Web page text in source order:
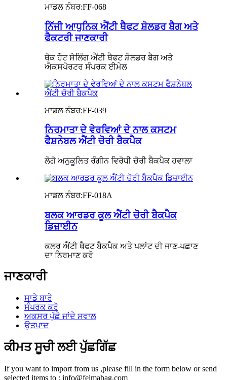
ਮਾਡਲ ਨੰਬਰ:FF-068
ਨਿੱਜੀ ਆਧੁਨਿਕ ਐਂਟੀ ਥੈਫਟ ਸ਼ੋਲਡਰ ਬੈਗ ਅਤੇ
ਫੈਕਟਰੀ ਜਾਣਕਾਰੀ
ਥੋਕ ਹੌਟ ਸੇਲਿੰਗ ਐਂਟੀ ਥੈਫਟ ਸ਼ੋਲਡਰ ਬੈਗ ਅਤੇ
ਐਕਸਪੋਰਟਰ ਸੰਪਰਕ ਈਮੇਲ
ਮਾਡਲ ਨੰਬਰ:FF-039
ਨਿਰਮਾਤਾ ਦੇ ਵੇਰਵਿਆਂ ਦੇ ਨਾਲ ਕਸਟਮ
ਫੈਸ਼ਨੇਬਲ ਐਂਟੀ ਚੋਰੀ ਬੈਕਪੈਕ
ਲੋਗੋ ਅਨੁਕੂਲਿਤ ਰੰਗੀਨ ਵਿਰੋਧੀ ਚੋਰੀ ਬੈਕਪੈਕ ਹਵਾਲਾ
ਮਾਡਲ ਨੰਬਰ:FF-018A
ਬਲਕ ਆਰਡਰ ਕੂਲ ਐਂਟੀ ਚੋਰੀ ਬੈਕਪੈਕ
ਡਿਜ਼ਾਈਨ
ਕਲਰ ਐਂਟੀ ਥੈਫਟ ਬੈਕਪੈਕ ਅਤੇ ਪਲਾਂਟ ਦੀ ਜਾਣ-ਪਛਾਣ
ਦਾ ਨਿਰਮਾਣ ਕਰੋ
ਜਾਣਕਾਰੀ
ਸਾਡੇ ਬਾਰੇ
ਸੰਪਰਕ ਕਰੋ
ਅਕਸਰ ਪੁੱਛੇ ਜਾਂਦੇ ਸਵਾਲ
ਉਤਪਾਦ
ਕੀਮਤ ਸੂਚੀ ਲਈ ਪੁੱਛਗਿੱਛ
If you want to import from us ,please fill in the form below or send
selected items to : info@feimabag.com